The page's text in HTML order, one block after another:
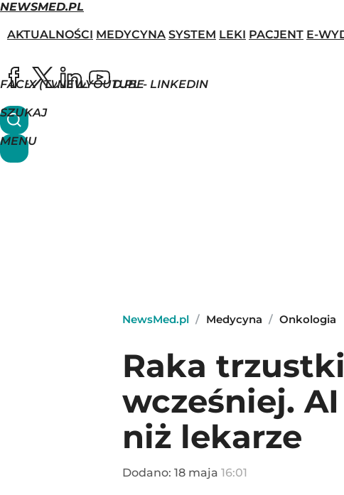
NEWSMED.PL
AKTUALNOŚCI MEDYCYNA SYSTEM LEKI PACJENT E-
FACEBOOK
X (TWITTER)
NEWSMED.PL - LINKEDIN
YOUTUBE
SZUKAJ
MENU
NewsMed.pl / Medycyna / Onkologia
Raka
wcześniej.
niż lekarze
Dodano: 18 maja 16:01